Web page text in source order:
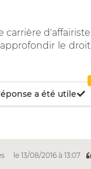
carrière d'affairiste
le droit
a été utile
le 13/08/2016 à 13:07